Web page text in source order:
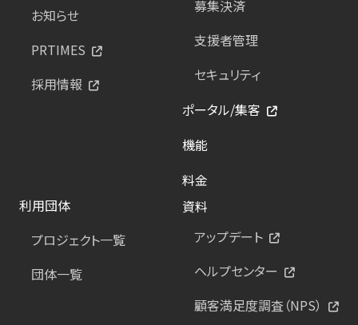
お知らせ
PRTIMES
採用情報
募集決済
支援者管理
セキュリティ
ポータル/集客
機能
料金
利用団体
プロジェクト一覧
団体一覧
資料
アップデート
ヘルプセンター
顧客満足度調査（NPS）